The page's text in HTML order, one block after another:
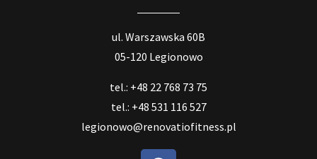
ul. Warszawska 60B
05-120 Legionowo
tel.: +48 22 768 73 75
tel.: +48 531 116 527
legionowo@renovatiofitness.pl